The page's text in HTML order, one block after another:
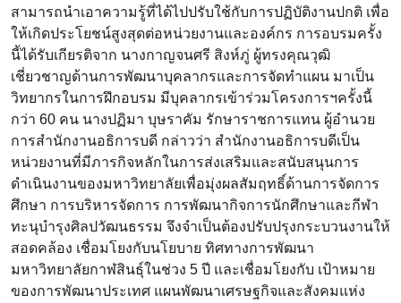
สามารถนำเอาความรู้ที่ได้ไปปรับใช้กับการปฏิบัติงานปกติ เพื่อ
ให้เกิดประโยชน์สูงสุดต่อหน่วยงานและองค์กร การอบรมครั้ง
นี้ได้รับเกียรติจาก นางกาญจนศรี สิงห์ภู่ ผู้ทรงคุณวุฒิ
เชี่ยวชาญด้านการพัฒนาบุคลากรและการจัดทำแผน มาเป็น
วิทยากรในการฝึกอบรม มีบุคลากรเข้าร่วมโครงการฯครั้งนี้
กว่า 60 คน นางปฏิมา บุษราคัม รักษาราชการแทน ผู้อำนวย
การสำนักงานอธิการบดี กล่าวว่า สำนักงานอธิการบดีเป็น
หน่วยงานที่มีภารกิจหลักในการส่งเสริมและสนับสนุนการ
ดำเนินงานของมหาวิทยาลัยเพื่อมุ่งผลสัมฤทธิ์ด้านการจัดการ
ศึกษา การบริหารจัดการ การพัฒนากิจการนักศึกษาและกีฬา
ทะนุบำรุงศิลปวัฒนธรรม จึงจำเป็นต้องปรับปรุงกระบวนงานให้
สอดคล้อง เชื่อมโยงกับนโยบาย ทิศทางการพัฒนา
มหาวิทยาลัยกาฬสินธุ์ในช่วง 5 ปี และเชื่อมโยงกับ เป้าหมาย
ของการพัฒนาประเทศ แผนพัฒนาเศรษฐกิจและสังคมแห่ง